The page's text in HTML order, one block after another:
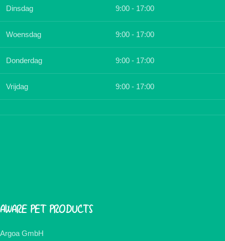
Dinsdag 9:00 - 17:00
Woensdag 9:00 - 17:00
Donderdag 9:00 - 17:00
Vrijdag 9:00 - 17:00
AWARE PET PRODUCTS
Argoa GmbH